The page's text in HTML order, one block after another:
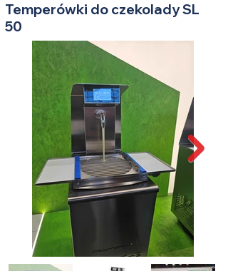
Temperówki do czekolady SL
50